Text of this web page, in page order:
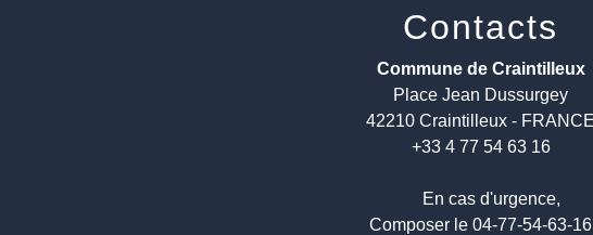
Contacts
Commune de Craintilleux
Place Jean Dussurgey
42210 Craintilleux -
+33 4 77 54 63 16
En cas d'urgence,
Composer le 04-77-54-63-